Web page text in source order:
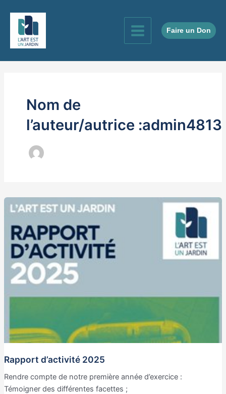
contenu
Main
Menu
Faire un Don
Nom de
l’auteur/autrice :admin4813
Rapport d’activité 2025
Rendre compte de notre première année d’exercice :
Témoigner des différentes facettes ;